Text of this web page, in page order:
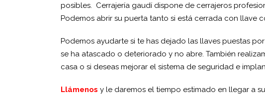
posibles. Cerrajería gaudí dispone de cerrajeros
Podemos abrir su puerta tanto si está cerrada con llave
Podemos ayudarte si te has dejado las llaves puestas
se ha atascado o deteriorado y no abre. También
casa o si deseas mejorar el sistema de seguridad e
Llámenos y le daremos el tiempo estimado en llegar a